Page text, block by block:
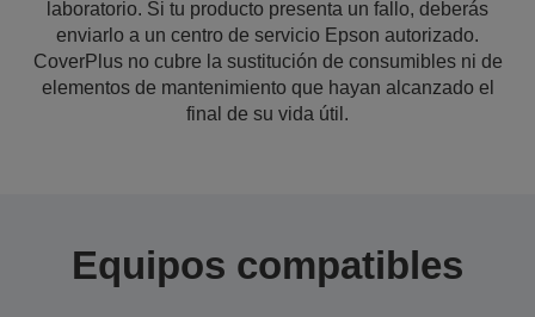
laboratorio. Si tu producto presenta un fallo, deberás
enviarlo a un centro de servicio Epson autorizado.
CoverPlus no cubre la sustitución de consumibles ni de
elementos de mantenimiento que hayan alcanzado el
final de su vida útil.
Equipos compatibles